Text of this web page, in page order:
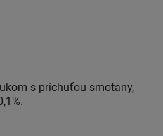
s príchuťou smotany,